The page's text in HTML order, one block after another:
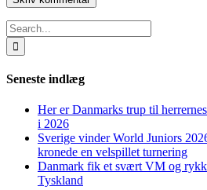
Search
for:
Seneste indlæg
Her er Danmarks trup til
i 2026
Sverige vinder World Juniors
kronede en velspillet turnering
Danmark fik et svært VM og
Tyskland